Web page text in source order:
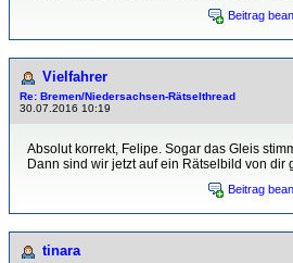
Beitrag
Vielfahrer
Re: Bremen/Niedersachsen-Rätselthread
30.07.2016 10:19
Absolut korrekt, Felipe. Sogar das Gleis
Dann sind wir jetzt auf ein Rätselbild von dir
Beitrag
tinara